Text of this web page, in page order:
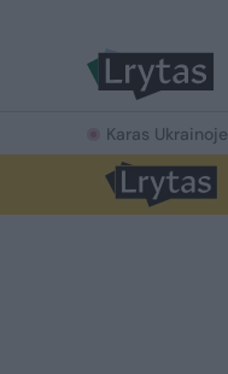
Karas Ukrainoje